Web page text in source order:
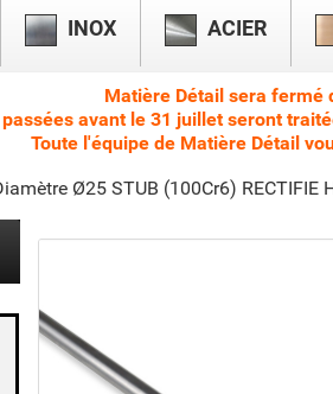
INOX ACIER
Matière Détail sera fermé
avant le 31 juillet seront
Toute l'équipe de Matière Détail
Ø25 STUB (100Cr6) RECTIFIE